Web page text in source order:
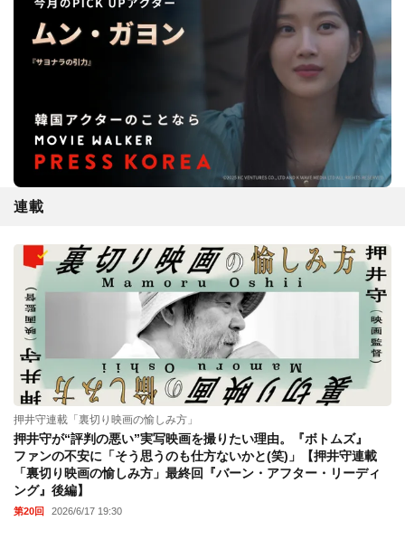
連載
押井守連載「裏切り映画の愉しみ方」
押井守が“評判の悪い”実写映画を撮りたい理由。『ボトムズ』
ファンの不安に「そう思うのも仕方ないかと(笑)」【押井守連載
「裏切り映画の愉しみ方」最終回『バーン・アフター・リーディ
ング』後編】
第20回 2026/6/17 19:30